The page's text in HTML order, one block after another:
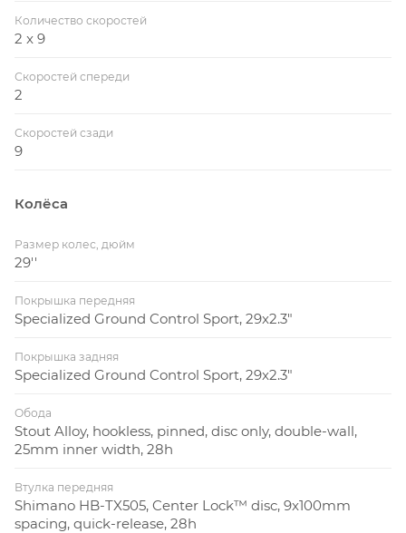
Количество скоростей
2 x 9
Скоростей спереди
2
Скоростей сзади
9
Колёса
Размер колес, дюйм
29''
Покрышка передняя
Specialized Ground Control Sport, 29x2.3"
Покрышка задняя
Specialized Ground Control Sport, 29x2.3"
Обода
Stout Alloy, hookless, pinned, disc only, double-wall,
25mm inner width, 28h
Втулка передняя
Shimano HB-TX505, Center Lock™ disc, 9x100mm
spacing, quick-release, 28h